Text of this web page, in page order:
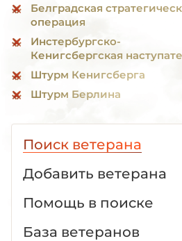
Белградская
операция
Инстербургско-
Кенигсбергская
Штурм Кенигсберга
Штурм Берлина
Поиск ветерана
Добавить ветерана
Помощь в поиске
База ветеранов